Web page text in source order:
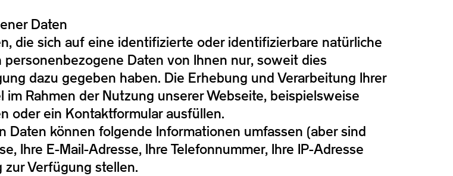
Daten
die sich auf eine identifizierte oder identifizierbare natürliche
Daten von Ihnen nur, soweit dies
dazu gegeben haben. Die Erhebung und Verarbeitung Ihrer
Rahmen der Nutzung unserer Webseite, beispielsweise
oder ein Kontaktformular ausfüllen.
können folgende Informationen umfassen (aber sind
Ihre E-Mail-Adresse, Ihre Telefonnummer, Ihre IP-Adresse
Verfügung stellen.